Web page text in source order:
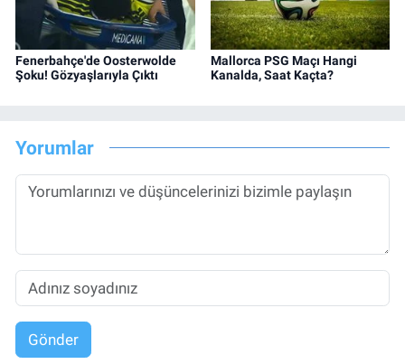
Fenerbahçe'de Oosterwolde
Şoku! Gözyaşlarıyla Çıktı
Mallorca PSG Maçı Hangi
Kanalda, Saat Kaçta?
Yorumlar
Gönder